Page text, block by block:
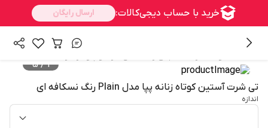
1
/
5
تی شرت آستین کوتاه زنانه پپا مدل Plain رنگ نسکافه ای
اندازه